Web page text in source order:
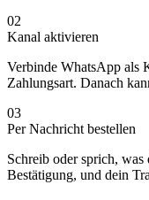
02
Kanal aktivieren
Verbinde WhatsApp als
Zahlungsart. Danach
03
Per Nachricht bestellen
Schreib oder sprich,
Bestätigung, und dein